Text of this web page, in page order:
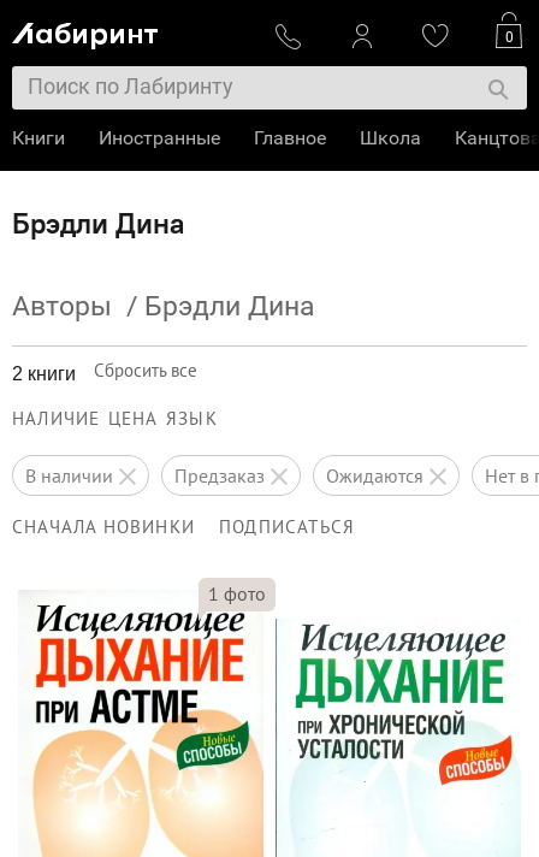
Брэдли Дина
Авторы / Брэдли Дина
2 книги Сбросить все
НАЛИЧИЕ ЦЕНА ЯЗЫК
в наличии предзаказ ожидаются нет
СНАЧАЛА НОВИНКИ ПОДПИСАТЬСЯ
1 фото
0
Книги Иностранные Главное Школа